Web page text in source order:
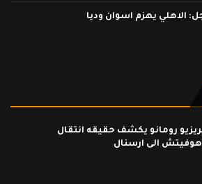
الاهلي يهزم اسوان وديا
رومانو يكشف حقيقه انتقال
الى ارسنال